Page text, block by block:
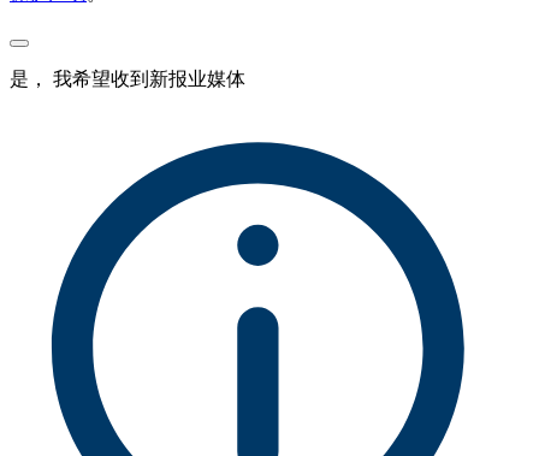
是， 我希望收到新报业媒体